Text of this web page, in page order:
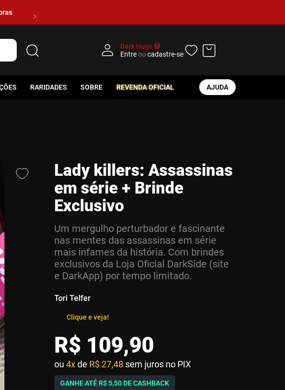
Dark Hugs 💀
Entreou cadastre-se
RARIDADES SOBRE REVENDA OFICIAL AJUDA
Lady killers: Assassinas
em série + Brinde
Exclusivo
Um mergulho perturbador e fascinante
nas mentes das assassinas em série
mais infames da história. Com brindes
exclusivos da Loja Oficial DarkSide (site
e DarkApp) por tempo limitado.
Tori Telfer
Clique e veja!
R$ 109,90
ou 4xde R$ 27,48 sem juros no PIX
GANHE ATÉ R$ 5,50 DE CASHBACK